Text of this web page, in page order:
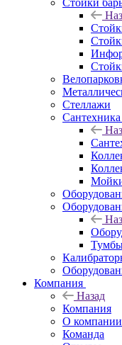
Стойки
Стеллажи
Тумбы
Компания
Назад
Компания
О компании
Команда